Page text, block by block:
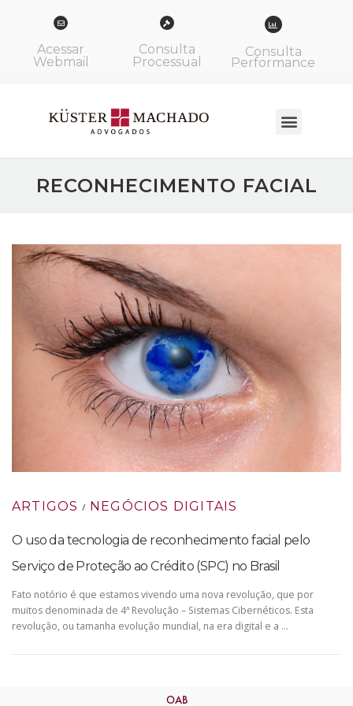
Acessar
Webmail
Consulta
Processual
Consulta
Performance
RECONHECIMENTO FACIAL
ARTIGOS / NEGÓCIOS DIGITAIS
O uso da tecnologia de reconhecimento facial pelo
Serviço de Proteção ao Crédito (SPC) no Brasil
Fato notório é que estamos vivendo uma nova revolução, que por
muitos denominada de 4ª Revolução – Sistemas Cibernéticos. Esta
revolução, ou tamanha evolução mundial, na era digital e a …
OAB